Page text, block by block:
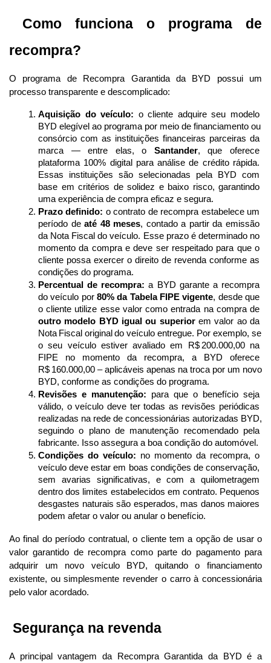
Como funciona o programa de
recompra?
O programa de Recompra Garantida da BYD possui um
processo transparente e descomplicado:
Aquisição do veículo: o cliente adquire seu modelo
BYD elegível ao programa por meio de financiamento ou
consórcio com as instituições financeiras parceiras da
marca — entre elas, o Santander, que oferece
plataforma 100% digital para análise de crédito rápida.
Essas instituições são selecionadas pela BYD com
base em critérios de solidez e baixo risco, garantindo
uma experiência de compra eficaz e segura.
Prazo definido: o contrato de recompra estabelece um
período de até 48 meses, contado a partir da emissão
da Nota Fiscal do veículo. Esse prazo é determinado no
momento da compra e deve ser respeitado para que o
cliente possa exercer o direito de revenda conforme as
condições do programa.
Percentual de recompra: a BYD garante a recompra
do veículo por 80% da Tabela FIPE vigente, desde que
outro modelo BYD igual ou superior em valor ao da
Nota Fiscal original do veículo entregue. Por exemplo, se
o seu veículo estiver avaliado em R$ 200.000,00 na
FIPE no momento da recompra, a BYD oferece
R$ 160.000,00 – aplicáveis apenas na troca por um novo
BYD, conforme as condições do programa.
Revisões e manutenção: para que o benefício seja
válido, o veículo deve ter todas as revisões periódicas
realizadas na rede de concessionárias autorizadas BYD,
seguindo o plano de manutenção recomendado pela
fabricante. Isso assegura a boa condição do automóvel.
Condições do veículo: no momento da recompra, o
veículo deve estar em boas condições de conservação,
sem avarias significativas, e com a quilometragem
dentro dos limites estabelecidos em contrato. Pequenos
desgastes naturais são esperados, mas danos maiores
podem afetar o valor ou anular o benefício.
Ao final do período contratual, o cliente tem a opção de usar o
valor garantido de recompra como parte do pagamento para
adquirir um novo veículo BYD, quitando o financiamento
existente, ou simplesmente revender o carro à concessionária
pelo valor acordado.
Segurança na revenda
A principal vantagem da Recompra Garantida da BYD é a